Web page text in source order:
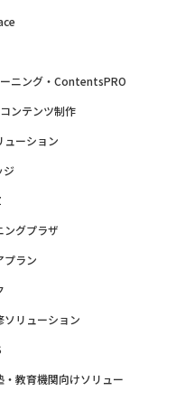
ニング・ContentsPRO
ンテンツ制作
ューション
ジ
ングプラザ
プラン
ソリューション
・教育機関向けソリュー